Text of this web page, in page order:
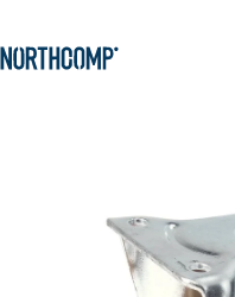
Zur Navigation springen